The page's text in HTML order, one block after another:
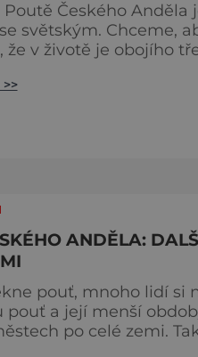
Českého Anděla
světským. Chceme,
že v životě je obojího
a stejně tak je v
ANDĚLA:
pouť, mnoho lidí si
pouť a její menší
po celé zemi. Takováto pouť, to